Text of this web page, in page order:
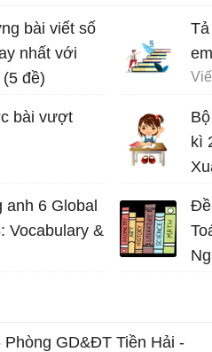
bài viết số
nhất với
đề)
bài vượt
anh 6 Global
Vocabulary &
kì
GD&ĐT Tiền Hải -